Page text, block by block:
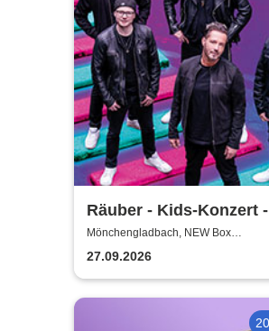
Räuber - Kids-Konzert -
Wigga Digga für Kids
Mönchengladbach, NEW Box
Mönchengladbach
27.09.2026